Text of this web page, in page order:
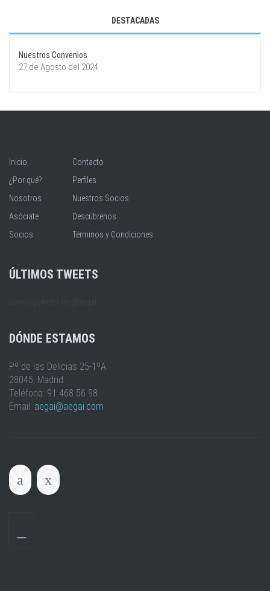
DESTACADAS
Nuestros Convenios
27 de Agosto del 2024
Inicio
¿Por qué?
Nosotros
Asóciate
Socios
Contacto
Perfiles
Nuestros Socios
Descúbrenos
Términos y Condiciones
ÚLTIMOS TWEETS
DÓNDE ESTAMOS
Pº de las Delicias 25-1ºA
28045, Madrid
Teléfono: 91 468 56 98
Email: aegai@aegai.com